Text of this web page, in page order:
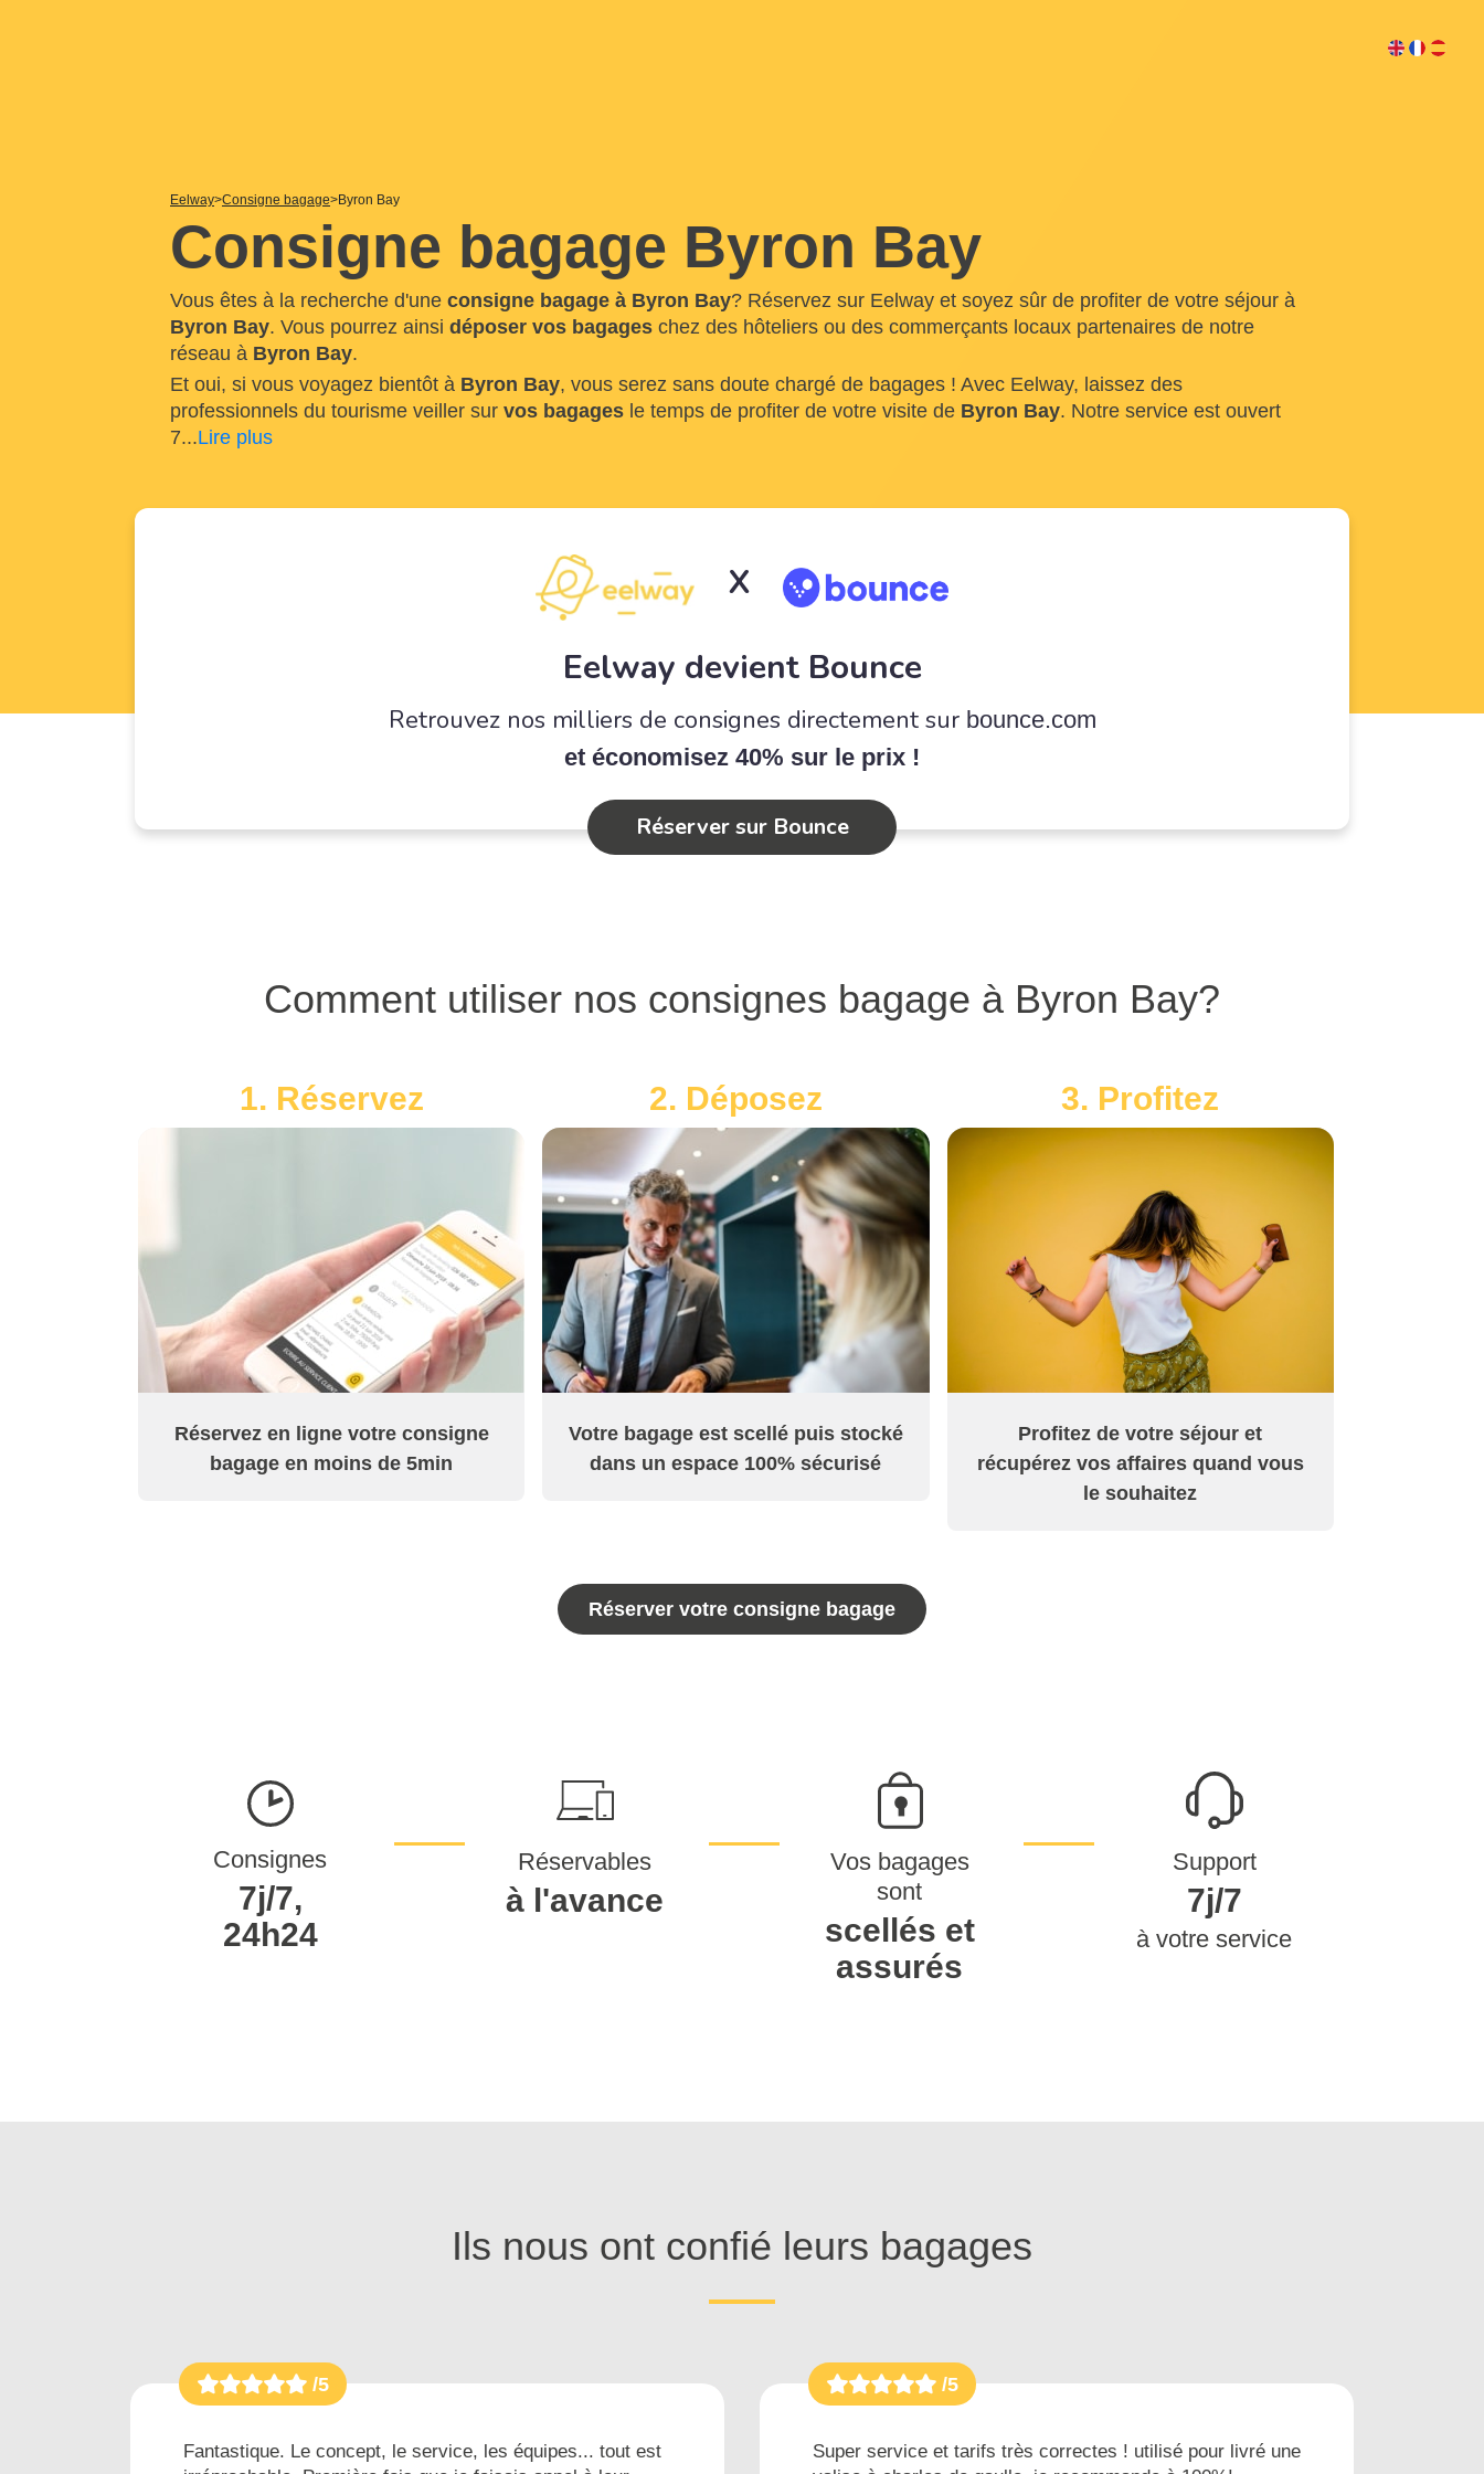
Eelway Consigne bagage Byron Bay
Consigne bagage Byron Bay
Vous êtes à la recherche d'une consigne bagage à Byron Bay? Réservez sur Eelway et soyez sûr de profiter de votre séjour à
Byron Bay. Vous pourrez ainsi déposer vos bagages chez des hôteliers ou des commerçants locaux partenaires de notre
réseau à Byron Bay.
Et oui, si vous voyagez bientôt à Byron Bay, vous serez sans doute chargé de bagages ! Avec Eelway, laissez des
professionnels du tourisme veiller sur vos bagages le temps de profiter de votre visite de Byron Bay. Notre service est ouvert
7...Lire plus
X
Eelway devient Bounce
Retrouvez nos milliers de consignes directement sur bounce.com
et économisez 40% sur le prix !
Réserver sur Bounce
Comment utiliser nos consignes bagage à Byron Bay?
1. Réservez
Réservez en ligne votre consigne
bagage en moins de 5min
2. Déposez
Votre bagage est scellé puis stocké
dans un espace 100% sécurisé
3. Profitez
Profitez de votre séjour et
récupérez vos affaires quand vous
le souhaitez
Réserver votre consigne bagage
Consignes
7j/7,
24h24
Réservables
à l'avance
Vos bagages
sont
scellés et
assurés
Support
7j/7
à votre service
Ils nous ont confié leurs bagages
/5
Fantastique. Le concept, le service, les équipes... tout est
/5
Super service et tarifs très correctes ! utilisé pour livré une